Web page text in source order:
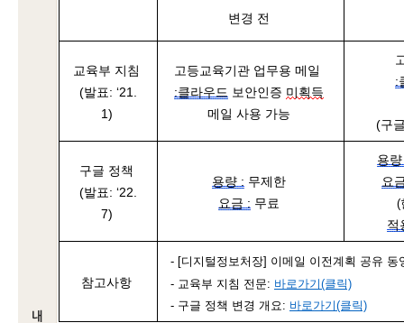
내
변경 전
교육부 지침
(발표: ‘21.
1)
고등교육기관 업무용 메일
:클라우드 보안인증 미획득
메일 사용 가능
:
(구
구글 정책
(발표: ‘22.
7)
용량 : 무제한
요금 : 무료
용
요
(
적
참고사항
- [디지털정보처장] 이메일 이전계획 공유 동
- 교육부 지침 전문: 바로가기(클릭)
- 구글 정책 변경 개요: 바로가기(클릭)